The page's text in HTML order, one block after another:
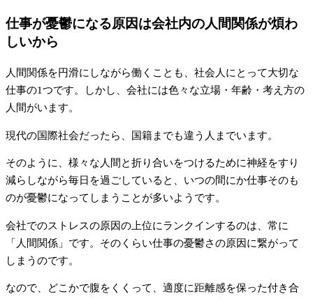
仕事が憂鬱になる原因は会社内の人間関係が煩わ
しいから
人間関係を円滑にしながら働くことも、社会人にとって大切な
仕事の1つです。しかし、会社には色々な立場・年齢・考え方の
人間がいます。
現代の国際社会だったら、国籍までも違う人までいます。
そのように、様々な人間と折り合いをつけるために神経をすり
減らしながら毎日を過ごしていると、いつの間にか仕事そのも
のが憂鬱になってしまうことが多いようです。
会社でのストレスの原因の上位にランクインするのは、常に
「人間関係」です。そのくらい仕事の憂鬱さの原因に繋がって
しまうのです。
なので、どこかで腹をくくって、適度に距離感を保った付き合